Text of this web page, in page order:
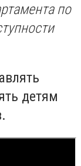
по
детям